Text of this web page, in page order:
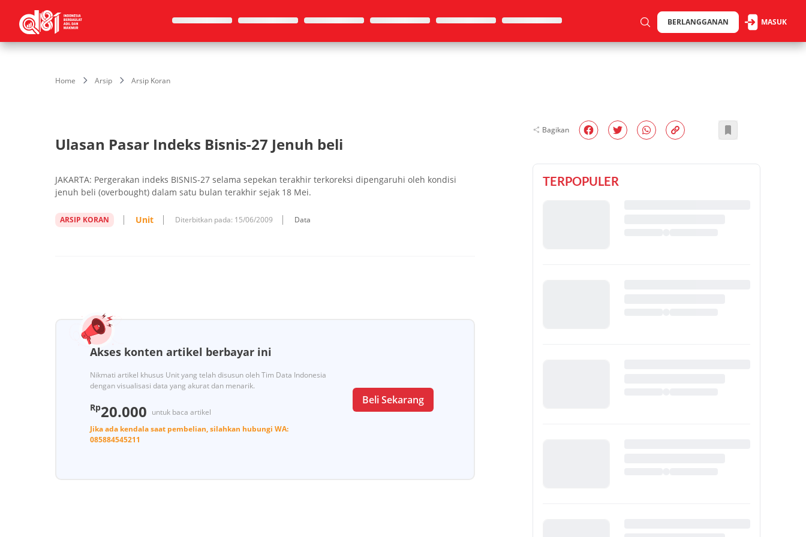
BERLANGGANAN MASUK
Home Arsip Arsip Koran
Ulasan Pasar Indeks Bisnis-27 Jenuh beli
JAKARTA: Pergerakan indeks BISNIS-27 selama sepekan terakhir terkoreksi dipengaruhi oleh kondisi
jenuh beli (overbought) dalam satu bulan terakhir sejak 18 Mei.
ARSIP KORAN Unit Diterbitkan pada: 15/06/2009 Data
Akses konten artikel berbayar ini
Nikmati artikel khusus Unit yang telah disusun oleh Tim Data Indonesia
dengan visualisasi data yang akurat dan menarik.
Rp20.000 untuk baca artikel
Jika ada kendala saat pembelian, silahkan hubungi WA:
085884545211
Beli Sekarang
Bagikan
TERPOPULER